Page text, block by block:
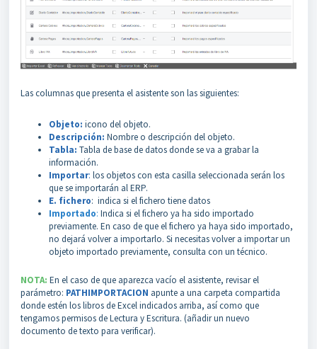
Las columnas que presenta el asistente son las siguientes:
Objeto: icono del objeto.
Descripción: Nombre o descripción del objeto.
Tabla: Tabla de base de datos donde se va a grabar la
información.
Importar: los objetos con esta casilla seleccionada serán los
que se importarán al ERP.
E. fichero: indica si el fichero tiene datos
Importado: Indica si el fichero ya ha sido importado
previamente. En caso de que el fichero ya haya sido importado,
no dejará volver a importarlo. Si necesitas volver a importar un
objeto importado previamente, consulta con un técnico.
NOTA: En el caso de que aparezca vacío el asistente, revisar el
parámetro: PATHIMPORTACION apunte a una carpeta compartida
donde estén los libros de Excel indicados arriba, así como que
tengamos permisos de Lectura y Escritura. (añadir un nuevo
documento de texto para verificar).